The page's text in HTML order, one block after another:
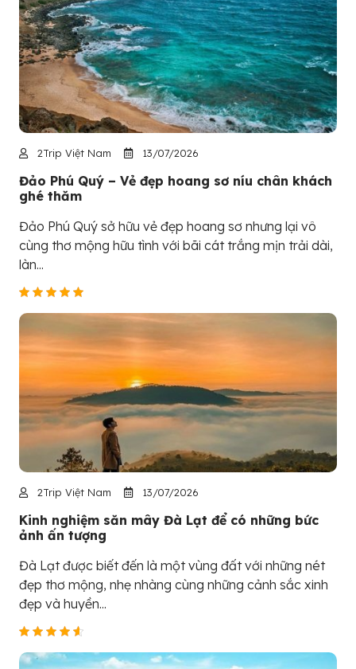
2Trip Việt Nam 13/07/2026
Đảo Phú Quý – Vẻ đẹp hoang sơ níu chân khách
ghé thăm
Đảo Phú Quý sở hữu vẻ đẹp hoang sơ nhưng lại vô
cùng thơ mộng hữu tình với bãi cát trắng mịn trải dài,
làn...
2Trip Việt Nam 13/07/2026
Kinh nghiệm săn mây Đà Lạt để có những bức
ảnh ấn tượng
Đà Lạt được biết đến là một vùng đất với những nét
đẹp thơ mộng, nhẹ nhàng cùng những cảnh sắc xinh
đẹp và huyền...